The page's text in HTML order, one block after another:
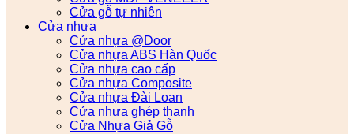
Cửa gỗ tự nhiên
Cửa nhựa
Cửa nhựa @Door
Cửa nhựa ABS Hàn Quốc
Cửa nhựa cao cấp
Cửa nhựa Composite
Cửa nhựa Đài Loan
Cửa nhựa ghép thanh
Cửa Nhựa Giả Gỗ